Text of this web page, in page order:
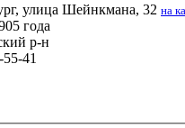
улица Шейнкмана, 32 на
года
р-н
41